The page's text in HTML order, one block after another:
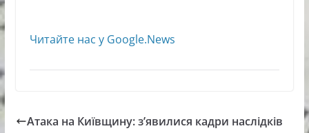
Читайте нас у Google.News
Атака на Київщину: з’явилися кадри наслідків